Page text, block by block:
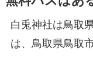
白兎神社は鳥取
は、鳥取県鳥取